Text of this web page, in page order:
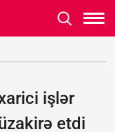
işlər
etdi